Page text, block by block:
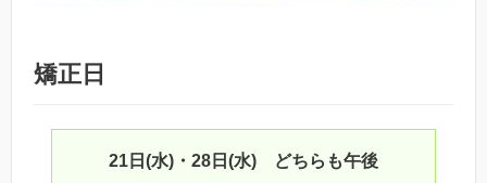
矯正日
21日(水)・28日(水) どちらも午後